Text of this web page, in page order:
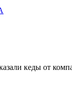
кеды от